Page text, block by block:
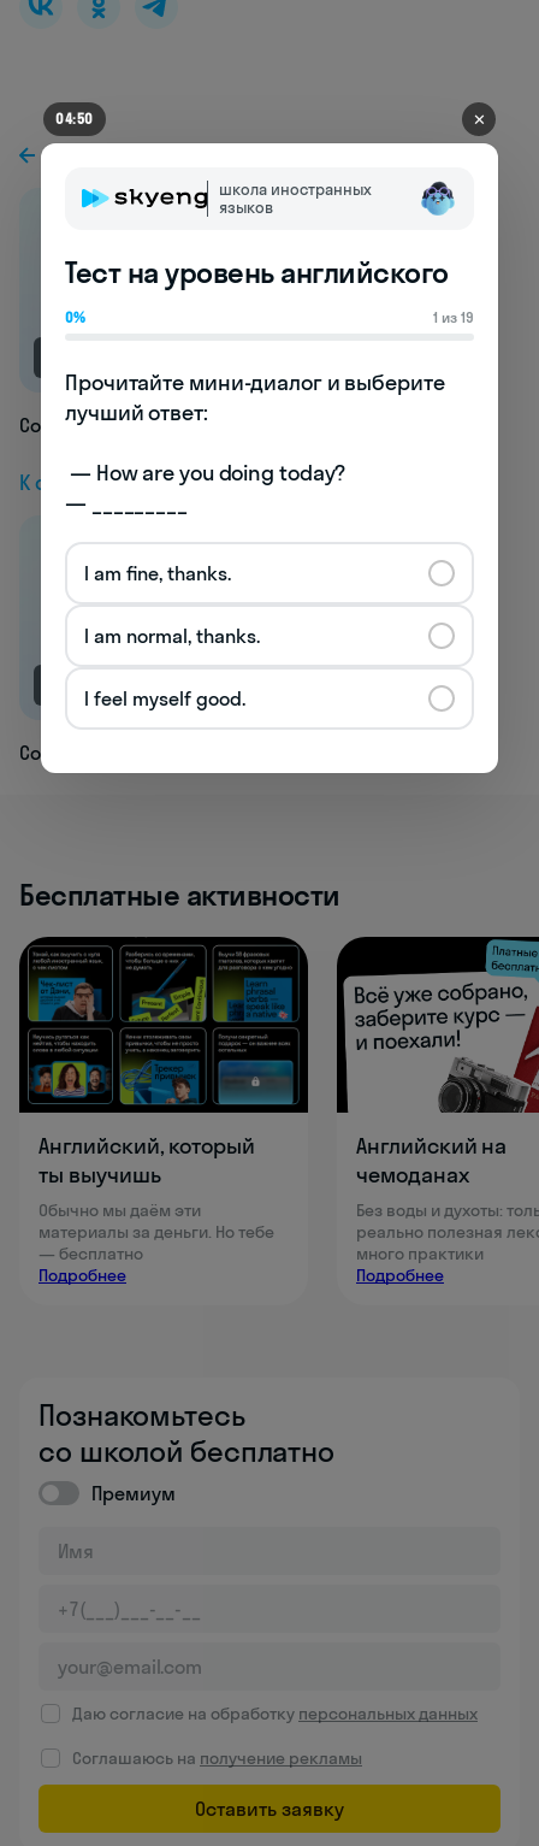
К предыдущей статье
Contemporary
К следующей статье
NEW
Convenient
Бесплатные активности
Английский, который
ты выучишь
Обычно мы даём эти
материалы за деньги. Но тебе
— бесплатно
Подробнее
Английский на
чемоданах
Без воды и духоты:
реально полезная
много практики
Подробнее
Познакомьтесь
со школой бесплатно
Премиум
Даю согласие на обработку персональных данных
Соглашаюсь на получение рекламы
Оставить заявку
04:47 ✕
школа иностранных
языков
Тест на уровень английского
0% 1 из 19
Прочитайте мини-диалог и выберите
лучший ответ:
— _________
I am fine, thanks.
I am normal, thanks.
I feel myself good.